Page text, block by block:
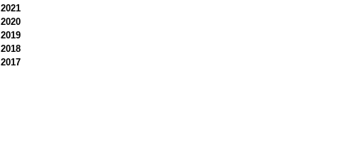
2021
2020
2019
2018
2017